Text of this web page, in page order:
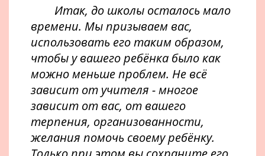
Итак, до школы осталось мало
времени. Мы призываем вас,
использовать его таким образом,
чтобы у вашего ребёнка было как
можно меньше проблем. Не всё
зависит от учителя - многое
зависит от вас, от вашего
терпения, организованности,
желания помочь своему ребёнку.